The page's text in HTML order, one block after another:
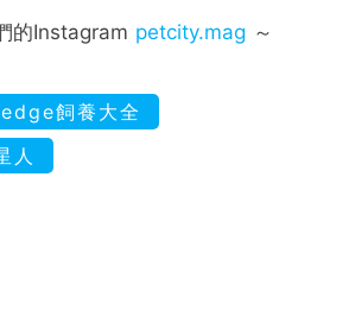
的Instagram petcity.mag ～
飼養大全
人